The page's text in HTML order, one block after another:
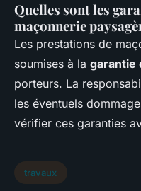
Quelles sont les
maçonnerie
Les prestations de
soumises à la garantie
porteurs. La
les éventuels
vérifier ces garanties
travaux